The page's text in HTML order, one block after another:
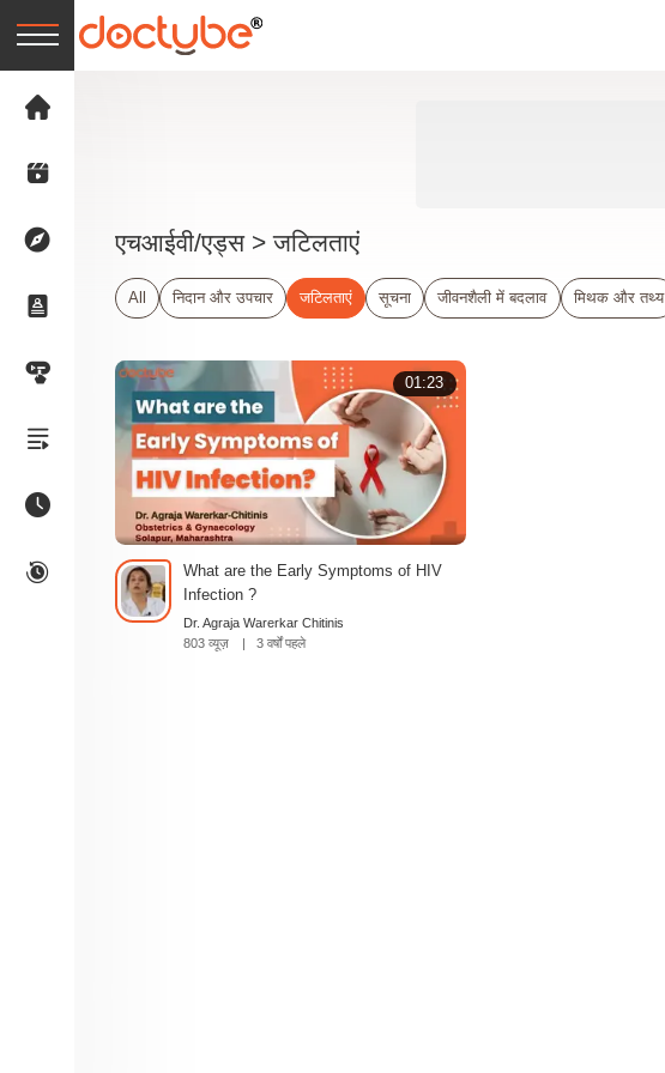
एचआईवी/एड्स> जटिलताएं
All निदान और उपचार जटिलताएं सूचना जीवनशैली में बदलाव मिथक और तथ्य
01:23
What are the Early Symptoms of HIV
Infection ?
Dr. Agraja Warerkar Chitinis
803 व्यूज़
| 3 वर्षों पहले